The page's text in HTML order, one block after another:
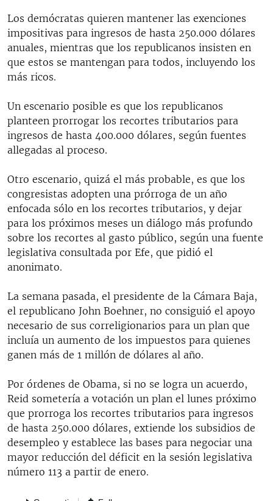
Los demócratas quieren mantener las exenciones
impositivas para ingresos de hasta 250.000 dólares
anuales, mientras que los republicanos insisten en
que estos se mantengan para todos, incluyendo los
más ricos.
Un escenario posible es que los republicanos
planteen prorrogar los recortes tributarios para
ingresos de hasta 400.000 dólares, según fuentes
allegadas al proceso.
Otro escenario, quizá el más probable, es que los
congresistas adopten una prórroga de un año
enfocada sólo en los recortes tributarios, y dejar
para los próximos meses un diálogo más profundo
sobre los recortes al gasto público, según una fuente
legislativa consultada por Efe, que pidió el
anonimato.
La semana pasada, el presidente de la Cámara Baja,
el republicano John Boehner, no consiguió el apoyo
necesario de sus correligionarios para un plan que
incluía un aumento de los impuestos para quienes
ganen más de 1 millón de dólares al año.
Por órdenes de Obama, si no se logra un acuerdo,
Reid sometería a votación un plan el lunes próximo
que prorroga los recortes tributarios para ingresos
de hasta 250.000 dólares, extiende los subsidios de
desempleo y establece las bases para negociar una
mayor reducción del déficit en la sesión legislativa
número 113 a partir de enero.